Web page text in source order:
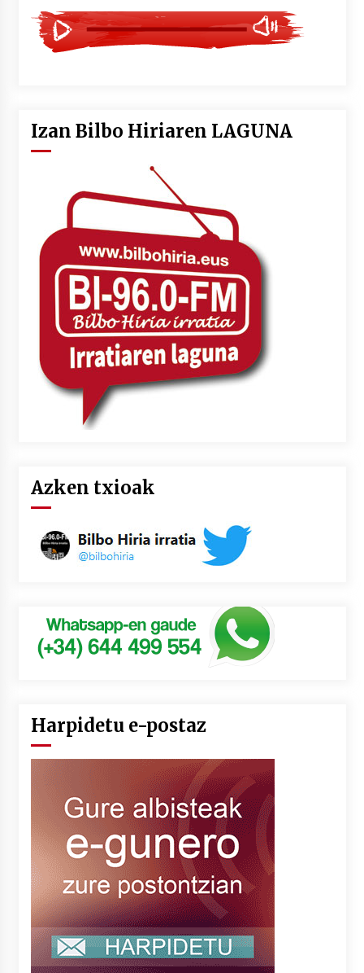
da
2026/07/07
2026/07/03
SOINUGELA: Paul McCartney eta Ringo Starr-en
lan berriak
2026/07/03
MUSIBLA #297: Bide, Boards Of Canada, Somak,
Tiga, Twisted Teens, Underscores, Habia
2026/07/02
Izan Bilbo Hiriaren LAGUNA
Azken txioak
Harpidetu e-postaz